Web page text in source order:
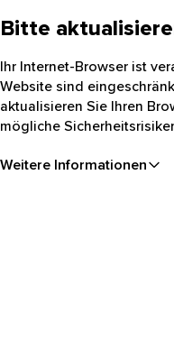
Bitte
Ihr Internet-Browser ist
Website sind
aktualisieren Sie Ihren
mögliche
Weitere Informationen